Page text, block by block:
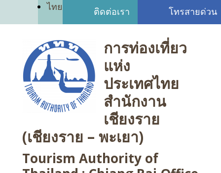
ไทย ติดต่อเรา โทรสายด่วน
การท่องเที่ยว
แห่ง
ประเทศไทย
สำนักงาน
เชียงราย
(เชียงราย – พะเยา)
Tourism Authority of